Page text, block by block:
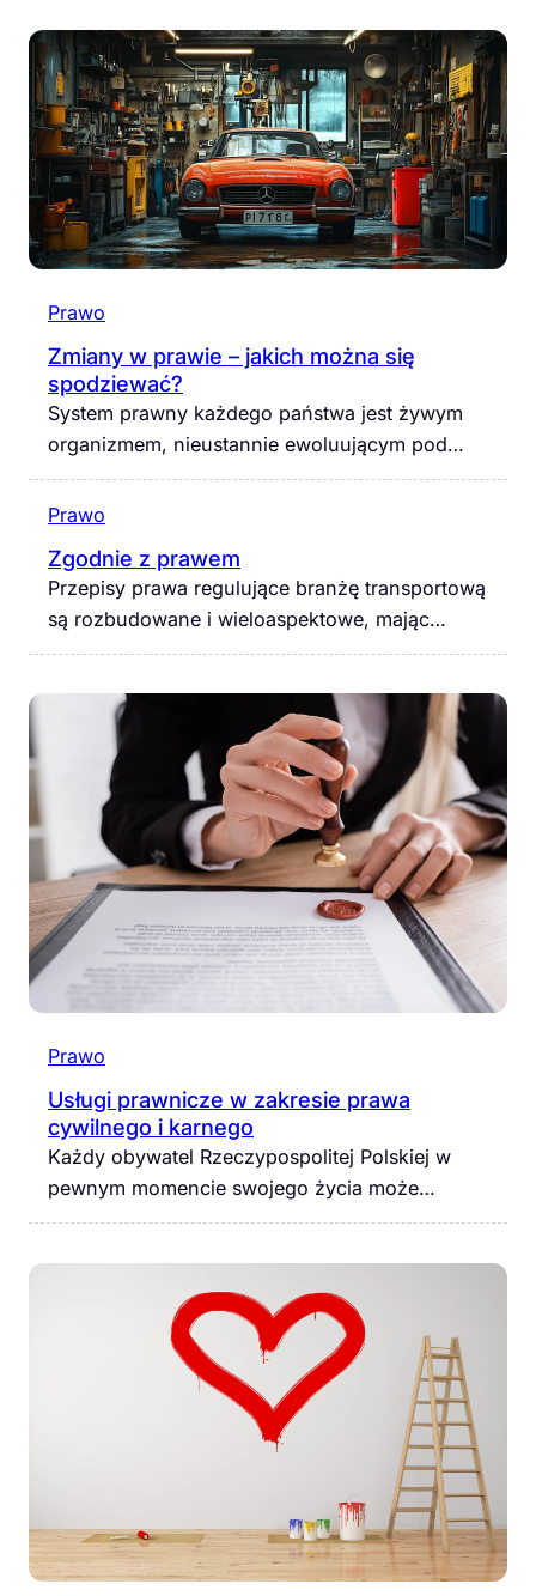
Prawo
Zmiany w prawie – jakich można się
spodziewać?
System prawny każdego państwa jest żywym
organizmem, nieustannie ewoluującym pod…
Prawo
Zgodnie z prawem
Przepisy prawa regulujące branżę transportową
są rozbudowane i wieloaspektowe, mając…
Prawo
Usługi prawnicze w zakresie prawa
cywilnego i karnego
Każdy obywatel Rzeczypospolitej Polskiej w
pewnym momencie swojego życia może…